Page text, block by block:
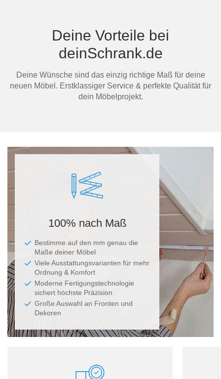
Deine Vorteile bei
deinSchrank.de
Deine Wünsche sind das einzig richtige Maß für deine
neuen Möbel. Erstklassiger Service & perfekte Qualität für
dein Möbelprojekt.
100% nach Maß
Bestimme auf den mm genau die
Maße deiner Möbel
Viele Ausstattungsvarianten für mehr
Ordnung & Komfort
Moderne Fertigungstechnologie
sichert höchste Präzision
Große Auswahl an Fronten und
Dekoren